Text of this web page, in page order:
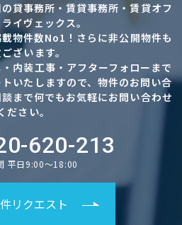
貸事務所・賃貸事務所・賃貸オフ
イヴェックス。
物件数No1！さらに非公開物件も
ざいます。
内装工事・アフターフォローまで
いたしますので、物件のお問い合
まで何でもお気軽にお問い合わせ
ださい。
620-213
平日9:00～18:00
リクエスト